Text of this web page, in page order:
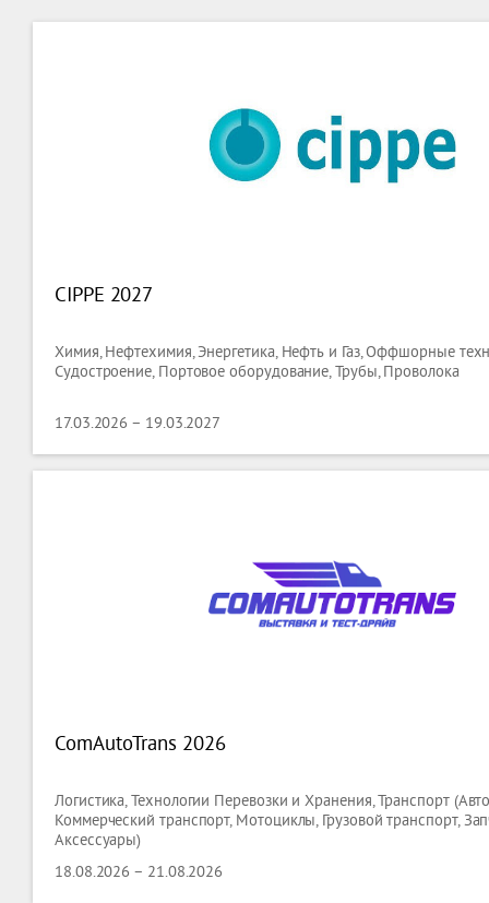
CIPPE 2027
Химия, Нефтехимия, Энергетика, Нефть и Газ, Оффшорные
Судостроение, Портовое оборудование, Трубы, Проволока
17.03.2026 – 19.03.2027
ComAutoTrans 2026
Логистика, Технологии Перевозки и Хранения, Транспорт
Коммерческий транспорт, Мотоциклы, Грузовой транспорт,
Аксессуары)
18.08.2026 – 21.08.2026